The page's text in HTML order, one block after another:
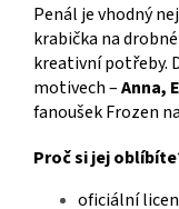
Penál je vhodný
krabička na
kreativní potřeby.
motivech –Anna,
fanoušek Frozen
Proč si jej
oficiální